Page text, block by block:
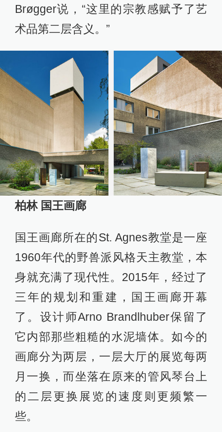
Brøgger说，“这里的宗教感赋予了艺
术品第二层含义。”
柏林 国王画廊
国王画廊所在的St. Agnes教堂是一座
1960年代的野兽派风格天主教堂，本
身就充满了现代性。2015年，经过了
三年的规划和重建，国王画廊开幕
了。设计师Arno Brandlhuber保留了
它内部那些粗糙的水泥墙体。如今的
画廊分为两层，一层大厅的展览每两
月一换，而坐落在原来的管风琴台上
的二层更换展览的速度则更频繁一
些。